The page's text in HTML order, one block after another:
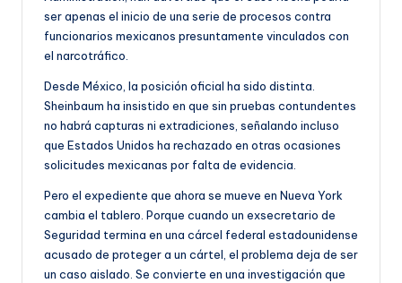
ser apenas el inicio de una serie de procesos contra
funcionarios mexicanos presuntamente vinculados con
el narcotráfico.
Desde México, la posición oficial ha sido distinta.
Sheinbaum ha insistido en que sin pruebas contundentes
no habrá capturas ni extradiciones, señalando incluso
que Estados Unidos ha rechazado en otras ocasiones
solicitudes mexicanas por falta de evidencia.
Pero el expediente que ahora se mueve en Nueva York
cambia el tablero. Porque cuando un exsecretario de
Seguridad termina en una cárcel federal estadounidense
acusado de proteger a un cártel, el problema deja de ser
un caso aislado. Se convierte en una investigación que